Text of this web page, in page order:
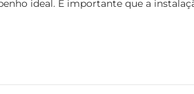
ideal. É importante que a